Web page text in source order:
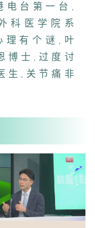
)
电台第一台 ,
科医学院系
理有个谜 , 叶
博士 ,过度讨
生 , 关节痛非